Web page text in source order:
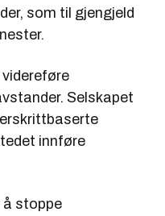
som til gjengjeld
Selskapet
innføre
å stoppe